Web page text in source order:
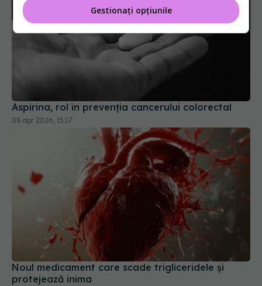
Aspirina, rol în prevenția cancerului colorectal
08 apr 2026, 15:17
Noul medicament care scade trigliceridele și
protejează inima
Gestionați opțiunile